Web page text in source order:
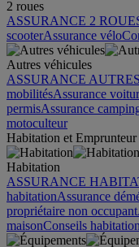
2 roues
ASSURANCE 2
scooterAssurance vélo
Autres véhicules
ASSURANCE
mobilitésAssurance
permisAssurance
motoculteur
Habitation et Emprunteur
Habitation
ASSURANCE
habitationAssurance
propriétaire non occupant
maisonConseils habitation